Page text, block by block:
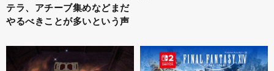
テラ、アチーブ集めなどまだ
やるべきことが多いという声